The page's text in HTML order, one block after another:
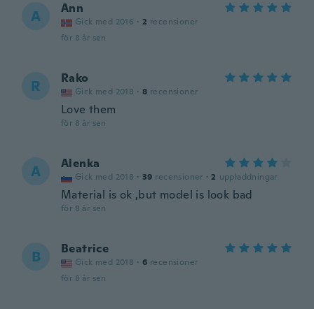
A Ann
Gick med 2016 · 2 recensioner
för 8 år sen
R Rako
Gick med 2018 · 8 recensioner
Love them
för 8 år sen
A Alenka
Gick med 2018 · 39 recensioner · 2 uppladdningar
Material is ok ,but model is look bad
för 8 år sen
B Beatrice
Gick med 2018 · 6 recensioner
för 8 år sen